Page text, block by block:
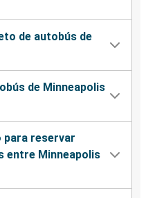
de autobús de
de Minneapolis
para reservar
entre Minneapolis